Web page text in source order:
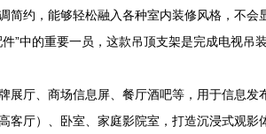
简约，能够轻松融入各种室内装修风格，不
”中的重要一员，这款吊顶支架是完成电视吊
展厅、商场信息屏、餐厅酒吧等，用于信息发
客厅）、卧室、家庭影院室，打造沉浸式观影